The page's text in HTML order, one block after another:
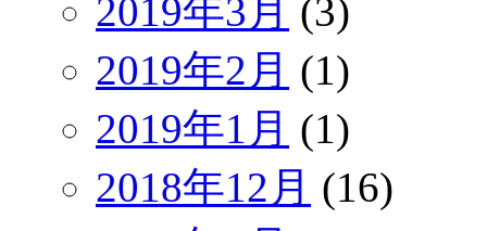
2019年3月 (3)
2019年2月 (1)
2019年1月 (1)
2018年12月 (16)